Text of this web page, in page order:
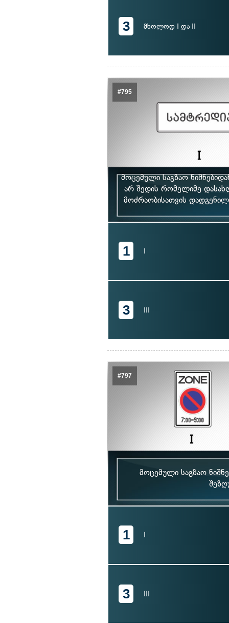
3 მხოლოდ I და II
#795
მოცემული საგზაო
არ შედის რომელიმე
მოძრაობისათვის
1 I
3 III
#797
მოცემული საგზაო
1 I
3 III